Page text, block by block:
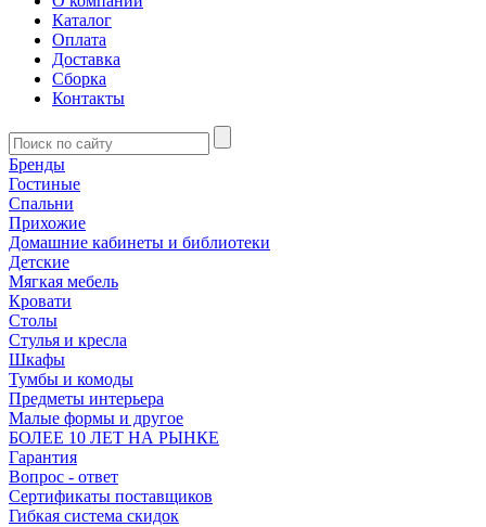
Каталог
Оплата
Доставка
Сборка
Контакты
Бренды
Гостиные
Спальни
Прихожие
Домашние кабинеты и библиотеки
Детские
Мягкая мебель
Кровати
Столы
Стулья и кресла
Шкафы
Тумбы и комоды
Предметы интерьера
Малые формы и другое
БОЛЕЕ 10 ЛЕТ НА РЫНКЕ
Гарантия
Вопрос - ответ
Сертификаты поставщиков
Гибкая система скидок